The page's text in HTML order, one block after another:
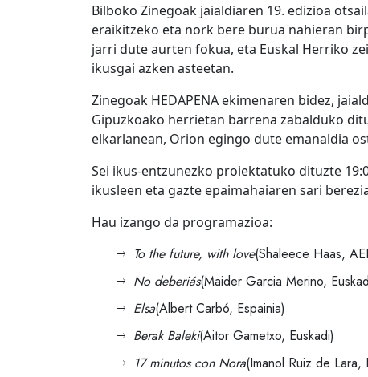
Bilboko Zinegoak jaialdiaren 19. edizioa
eraikitzeko eta nork bere burua nahieran
jarri dute aurten fokua, eta Euskal Herriko
ikusgai azken asteetan.
Zinegoak HEDAPENA ekimenaren bidez,
Gipuzkoako herrietan barrena zabalduko
elkarlanean, Orion egingo dute emanaldia
Sei ikus-entzunezko proiektatuko dituzte
ikusleen eta gazte epaimahaiaren sari
Hau izango da programazioa:
To the future, with love(Shaleece Haas,
No deberiás(Maider Garcia Merino,
Elsa(Albert Carbó, Espainia)
Berak Baleki(Aitor Gametxo, Euskadi)
17 minutos con Nora(Imanol Ruiz de Lara,